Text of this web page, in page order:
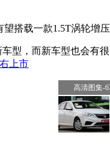
搭载一款1.5T涡轮增
型，而新车型也会有
高清图集-